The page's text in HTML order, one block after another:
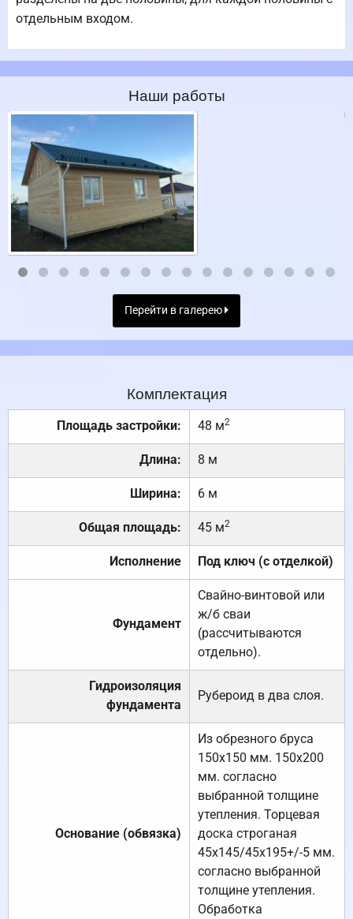
отдельным входом.
Наши работы
Перейти в галерею
Комплектация
Площадь застройки: 48 м2
Длина: 8 м
Ширина: 6 м
Общая площадь: 45 м2
Исполнение Под ключ (с отделкой)
Фундамент
Свайно-винтовой или
ж/б сваи
(рассчитываются
отдельно).
Гидроизоляция
фундамента
Рубероид в два слоя.
Основание (обвязка)
Из обрезного бруса
150х150 мм. 150х200
мм. согласно
выбранной толщине
утепления. Торцевая
доска строганая
45х145/45х195+/-5 мм.
согласно выбранной
толщине утепления.
Обработка